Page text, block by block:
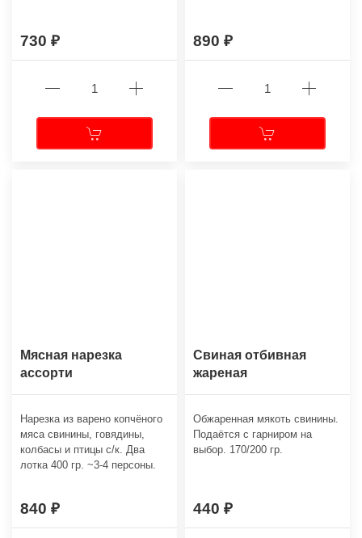
730 890
Мясная нарезка
ассорти
Нарезка из варено копчёного
мяса свинины, говядины,
колбасы и птицы с/к. Два
лотка 400 гр. ~3-4 персоны.
840
Свиная отбивная
жареная
Обжаренная мякоть свинины.
Подаётся с гарниром на
выбор. 170/200 гр.
440